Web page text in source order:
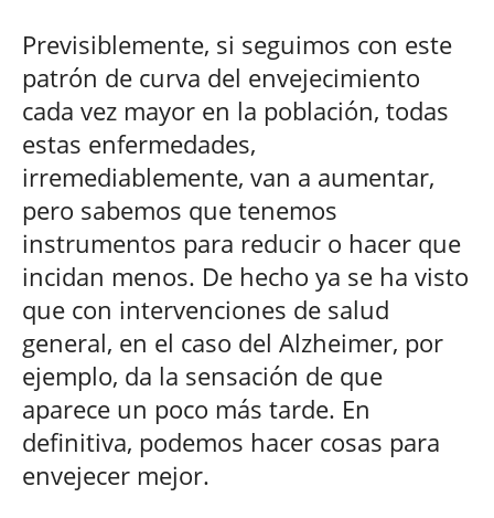
Previsiblemente, si seguimos con este
patrón de curva del envejecimiento
cada vez mayor en la población, todas
estas enfermedades,
irremediablemente, van a aumentar,
pero sabemos que tenemos
instrumentos para reducir o hacer que
incidan menos. De hecho ya se ha visto
que con intervenciones de salud
general, en el caso del Alzheimer, por
ejemplo, da la sensación de que
aparece un poco más tarde. En
definitiva, podemos hacer cosas para
envejecer mejor.